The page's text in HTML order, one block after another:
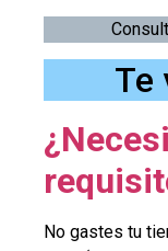
Te
No gastes tu